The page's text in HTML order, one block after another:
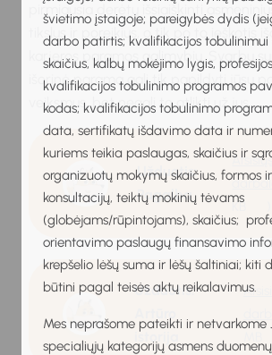
švietimo įstaigoje; pareigybės dydis
darbo patirtis; kvalifikacijos tobulinimui
skaičius, kalbų mokėjimo lygis,
kvalifikacijos tobulinimo programos
kodas; kvalifikacijos tobulinimo
data, sertifikatų išdavimo data ir
kuriems teikia paslaugas, skaičius ir
organizuotų mokymų skaičius, formos
konsultacijų, teiktų mokinių tėvams
(globėjams/rūpintojams), skaičius;
orientavimo paslaugų finansavimo
krepšelio lėšų suma ir lėšų šaltiniai; kiti
būtini pagal teisės aktų reikalavimus.
Mes neprašome pateikti ir netvarkome
specialiųjų kategorijų asmens
pirmiausia derėtų išsiaiškinti
tikslus ir poreikius, o tik po to ieškotis
karjeros paramos galimybių. Svarbu
išorinė parama gali tik papildyti jūsų
veiksmus, bet negali to atlikti už jus.
Užduotis:
Pagalba
KB
Užduotis:
Artūro
istorija